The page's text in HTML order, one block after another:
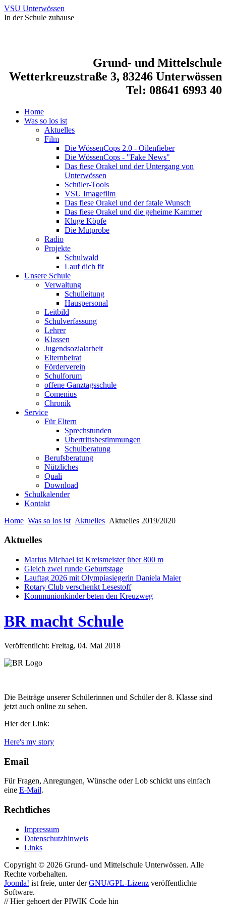
VSU Unterwössen
In der Schule zuhause
Grund- und Mittelschule
Wetterkreuzstraße 3, 83246 Unterwössen
Tel: 08641 6993 40
Home
Was so los ist
Aktuelles
Film
Die WössenCops 2.0 - Oilenfieber
Die WössenCops - "Fake News"
Das fiese Orakel und der Untergang von
Unterwössen
Schüler-Tools
VSU Imagefilm
Das fiese Orakel und der fatale Wunsch
Das fiese Orakel und die geheime Kammer
Kluge Köpfe
Die Mutprobe
Radio
Projekte
Schulwald
Lauf dich fit
Unsere Schule
Verwaltung
Schulleitung
Hauspersonal
Leitbild
Schulverfassung
Lehrer
Klassen
Jugendsozialarbeit
Elternbeirat
Förderverein
Schulforum
offene Ganztagsschule
Comenius
Chronik
Service
Für Eltern
Sprechstunden
Übertrittsbestimmungen
Schulberatung
Berufsberatung
Nützliches
Quali
Download
Schulkalender
Kontakt
Home Was so los ist Aktuelles Aktuelles 2019/2020
Aktuelles
Marius Michael ist Kreismeister über 800 m
Gleich zwei runde Geburtstage
Lauftag 2026 mit Olympiasiegerin Daniela Maier
Rotary Club verschenkt Lesestoff
Kommunionkinder beten den Kreuzweg
BR macht Schule
Veröffentlicht: Freitag, 04. Mai 2018
Die Beiträge unserer Schülerinnen und Schüler der 8. Klasse sind
jetzt auch online zu sehen.
Hier der Link:
Here's my story
Email
Für Fragen, Anregungen, Wünsche oder Lob schickt uns einfach
eine E-Mail.
Rechtliches
Impressum
Datenschutzhinweis
Links
Copyright © 2026 Grund- und Mittelschule Unterwössen. Alle
Rechte vorbehalten.
Joomla! ist freie, unter derGNU/GPL-Lizenz veröffentlichte
Software.
// Hier gehoert der PIWIK Code hin